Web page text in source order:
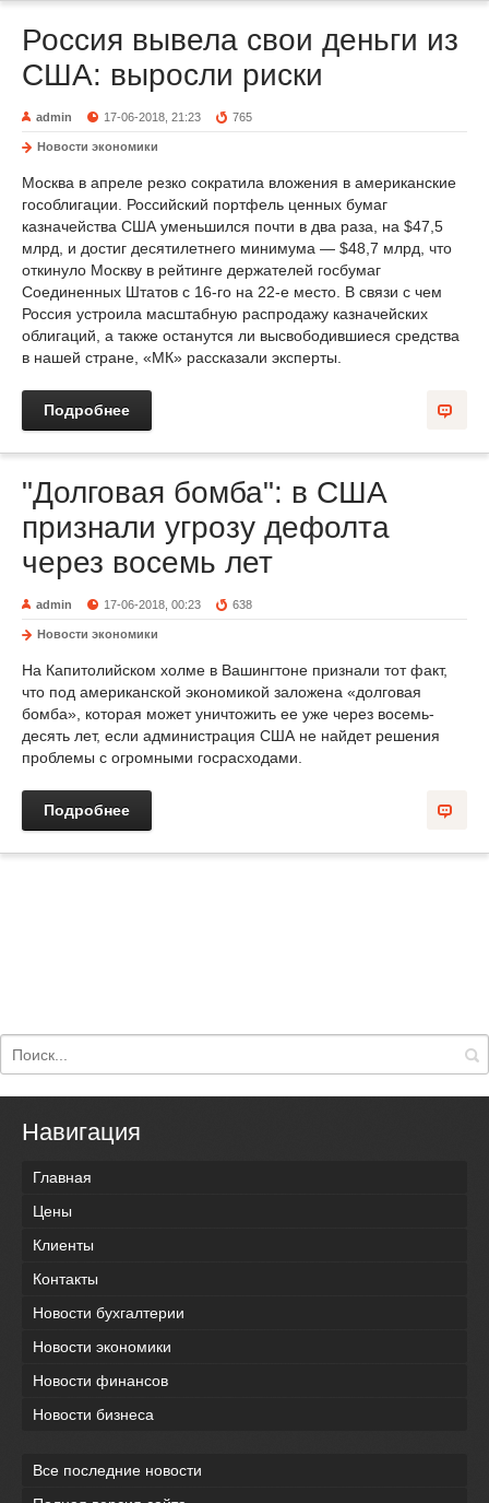
Россия вывела свои деньги из
США: выросли риски
admin 17-06-2018, 21:23 765
Новости экономики
Москва в апреле резко сократила вложения в американские
гособлигации. Российский портфель ценных бумаг
казначейства США уменьшился почти в два раза, на $47,5
млрд, и достиг десятилетнего минимума — $48,7 млрд, что
откинуло Москву в рейтинге держателей госбумаг
Соединенных Штатов с 16-го на 22-е место. В связи с чем
Россия устроила масштабную распродажу казначейских
облигаций, а также останутся ли высвободившиеся средства
в нашей стране, «МК» рассказали эксперты.
Подробнее
"Долговая бомба": в США
признали угрозу дефолта
через восемь лет
admin 17-06-2018, 00:23 638
Новости экономики
На Капитолийском холме в Вашингтоне признали тот факт,
что под американской экономикой заложена «долговая
бомба», которая может уничтожить ее уже через восемь-
десять лет, если администрация США не найдет решения
проблемы с огромными госрасходами.
Подробнее
Навигация
Главная
Цены
Клиенты
Контакты
Новости бухгалтерии
Новости экономики
Новости финансов
Новости бизнеса
Все последние новости